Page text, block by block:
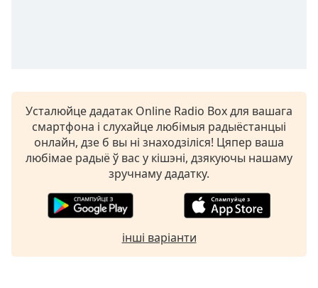
Playback
Chapters
Chapters
descriptions
Усталюйце дадатак Online Radio Box для вашага
смартфона і слухайце любімыя радыёстанцыі
онлайн, дзе б вы ні знаходзіліся! Цяпер ваша
любімае радыё ў вас у кішэні, дзякуючы нашаму
зручнаму дадатку.
інші варіанти